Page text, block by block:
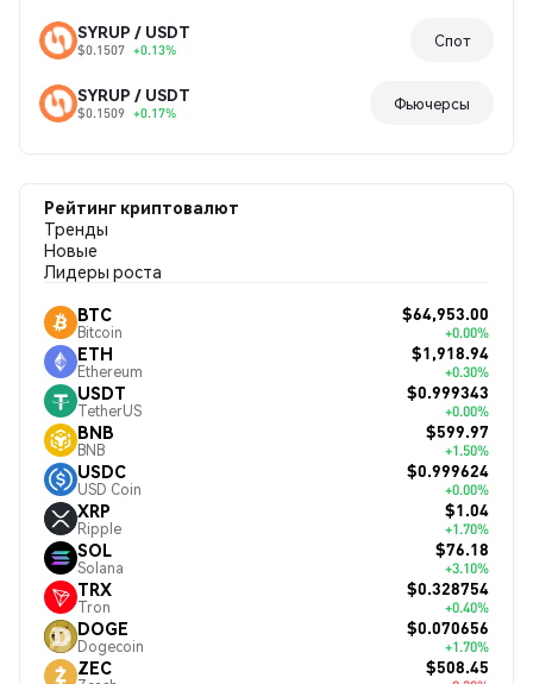
SYRUP / USDT
$0.1507 +0.13% Спот
SYRUP / USDT
$0.1509 +0.17% Фьючерсы
Рейтинг криптовалют
Тренды
Новые
Лидеры роста
BTC
Bitcoin
$64,953.00
+0.00%
ETH
Ethereum
$1,918.94
+0.30%
USDT
TetherUS
$0.999343
+0.00%
BNB
BNB
$599.97
+1.50%
USDC
USD Coin
$0.999624
+0.00%
XRP
Ripple
$1.04
+1.70%
SOL
Solana
$76.18
+3.10%
TRX
Tron
$0.328754
+0.40%
DOGE
Dogecoin
$0.070656
+1.70%
ZEC $508.45